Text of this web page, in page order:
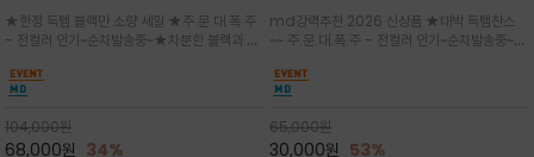
주는 반팔 블라우스
★한정 득템 블랙만 소량 세일 ★주.문.대.폭.주
- 전컬러 인기~순차발송중~★차분한 블랙과 고
은은한 광택과 자연스러운 주름감이 모던한 무드
를 완성/ 커프스 디테일이 여성스러운 포인트가
되어 스커트 팬츠 모두 어
104,000원
68,000원 34%
워크 (Line Work) & 스케치/감각적
인 아트워크 프린트가 시선을 끄는 루즈
핏 강연티셔츠
md강력추천 2026 신상품 ★대박 득템찬스
~~ 주.문.대.폭.주 - 전컬러 인기~순차발송중~★
한 착용감을 선사하며, 자연스럽게 떨어지는 실루
엣이 편안하며 ★도회적인 무드로 루즈하게 단독
으로도 포인트가 되며, 데일리 활
65,000원
30,000원 53%